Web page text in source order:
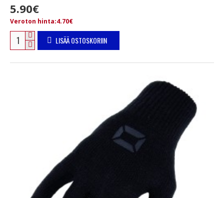
5.90€
Veroton hinta:4.70€
LISÄÄ OSTOSKORIIN